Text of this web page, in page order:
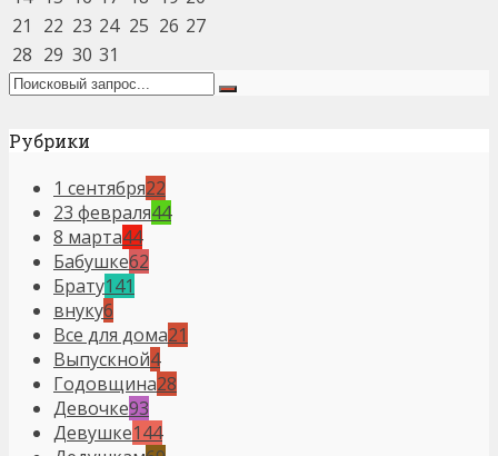
21
22 23 24 25 26 27
28 29 30 31
Рубрики
1 сентября22
23 февраля44
8 марта44
Бабушке62
Брату141
внуку6
Все для дома21
Выпускной4
Годовщина28
Девочке93
Девушке144